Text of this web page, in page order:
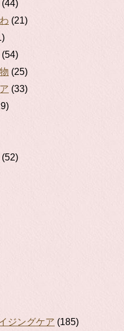
(44)
(21)
(54)
(25)
(33)
(52)
ジングケア (185)